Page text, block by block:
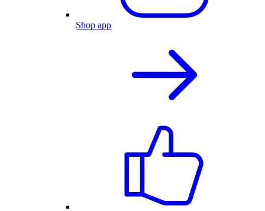
Shop app